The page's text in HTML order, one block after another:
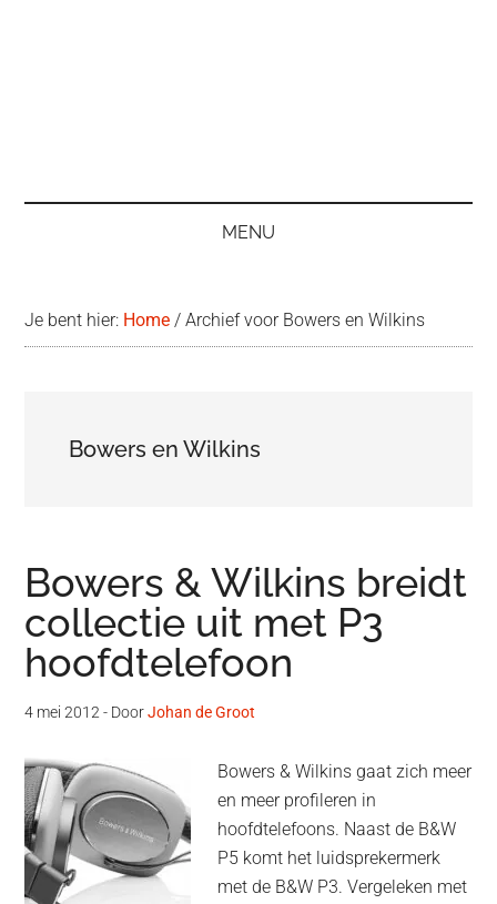
MENU
Je bent hier: Home / Archief voor Bowers en Wilkins
Bowers en Wilkins
Bowers & Wilkins breidt
collectie uit met P3
hoofdtelefoon
4 mei 2012 - DoorJohan de Groot
Bowers & Wilkins gaat zich meer
en meer profileren in
hoofdtelefoons. Naast de B&W
P5 komt het luidsprekermerk
met de B&W P3. Vergeleken met